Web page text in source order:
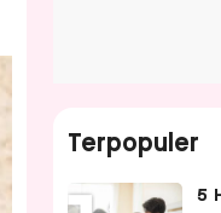
Terpopuler
5